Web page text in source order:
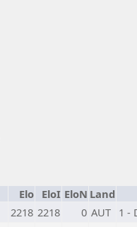
Elo EloI EloN Land
2218 2218 0 AUT 1 -